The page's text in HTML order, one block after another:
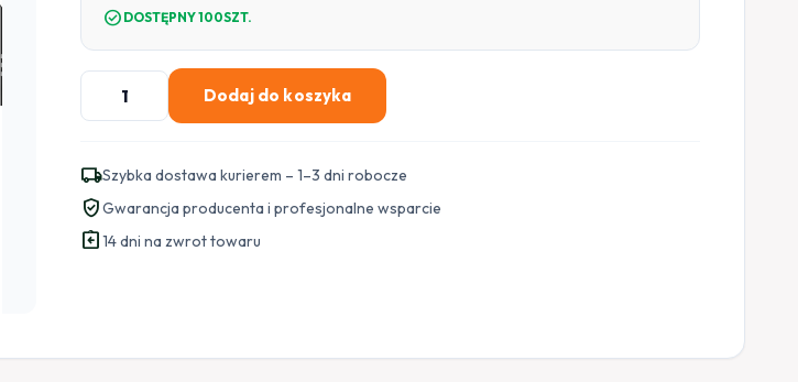
check_circle DOSTĘPNY 100SZT.
ilość
REJESTRATOR
KENIK
KG-
NVR2018L-
V3
Dodaj do koszyka
local_shippingSzybka dostawa kurierem – 1–3 dni robocze
verified_userGwarancja producenta i profesjonalne wsparcie
assignment_return14 dni na zwrot towaru